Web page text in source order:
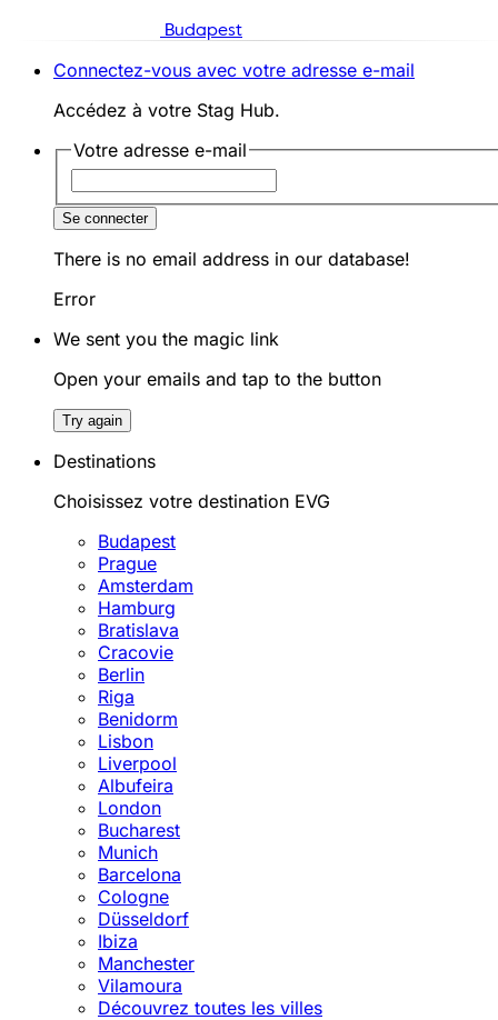
Budapest
Connectez-vous avec votre adresse e-mail
Accédez à votre Stag Hub.
Votre adresse e-mail
Se connecter
There is no email address in our database!
Error
We sent you the magic link
Open your emails and tap to the button
Try again
Destinations
Choisissez votre destination EVG
Budapest
Prague
Amsterdam
Hamburg
Bratislava
Cracovie
Berlin
Riga
Benidorm
Lisbon
Liverpool
Albufeira
London
Bucharest
Munich
Barcelona
Cologne
Düsseldorf
Ibiza
Manchester
Vilamoura
Découvrez toutes les villes